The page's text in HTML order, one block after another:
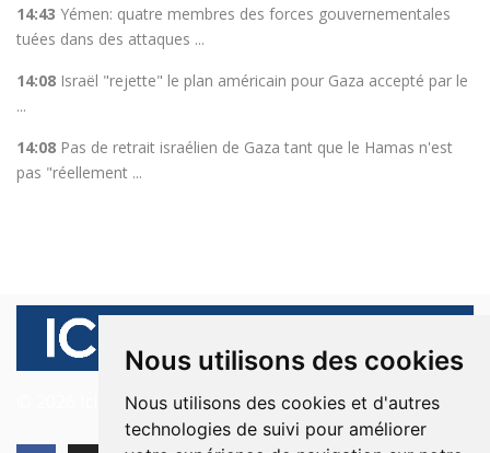
Nous utilisons des cookies
Nous utilisons des cookies et d'autres
technologies de suivi pour améliorer
14:43 Yémen: quatre membres des forces gouvernementales
tuées dans des attaques ...
14:08 Israël "rejette" le plan américain pour Gaza accepté par le
...
14:08 Pas de retrait israélien de Gaza tant que le Hamas n'est
pas "réellement ...
© 2026 Ici Beyrouth. Tous les droits sont réservés.